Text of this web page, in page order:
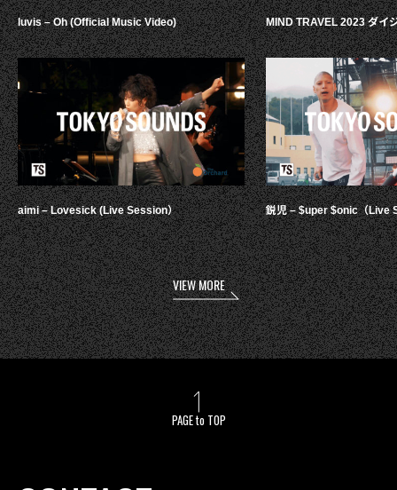
luvis – Oh (Official Music Video)
aimi – Lovesick (Live Session）
MIND TRAVEL 2023 ダイ
鋭児 – $uper $onic（Live
VIEW MORE
PAGE to TOP